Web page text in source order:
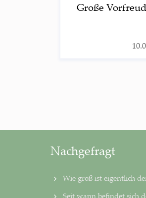
Gro­ße
Nachgefragt
Wie groß ist eigentlich
Seit wann befindet sich